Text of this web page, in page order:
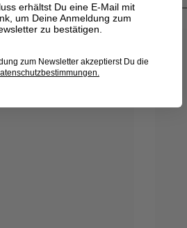
erhältst Du eine E-Mail mit
um Deine Anmeldung zum
zu bestätigen.
zum Newsletter akzeptierst Du die